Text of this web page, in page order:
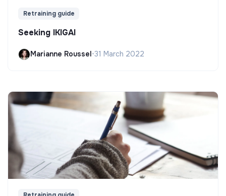
Retraining guide
Seeking IKIGAI
Marianne Roussel •31 March 2022